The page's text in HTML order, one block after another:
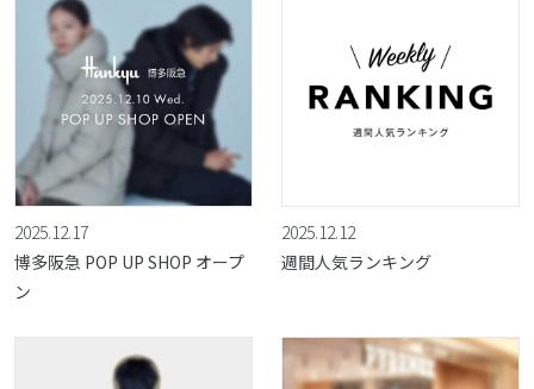
2025.12.17
博多阪急 POP UP SHOP オープ
ン
2025.12.12
週間人気ランキング